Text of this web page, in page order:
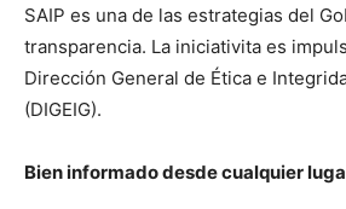
SAIP es una de las estrategias del
transparencia. La iniciativita es
Dirección General de Ética e
(DIGEIG).
Bien informado desde cualquier